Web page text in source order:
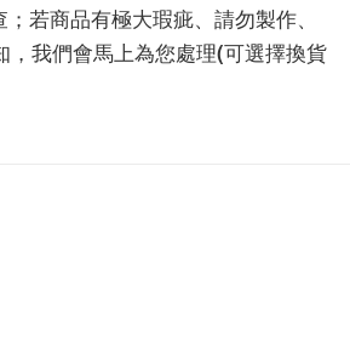
若商品有極大瑕疵、請勿製作、
，我們會馬上為您處理(可選擇換貨